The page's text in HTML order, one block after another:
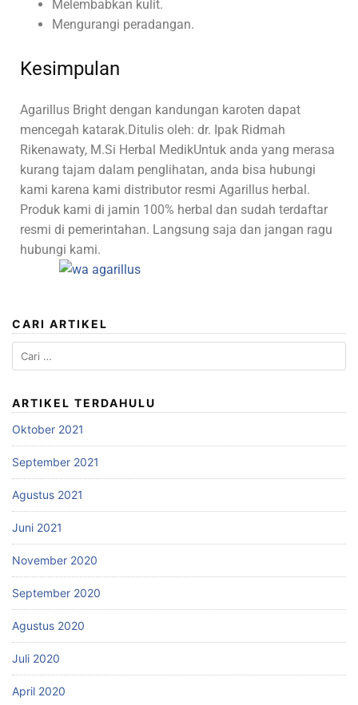
Melembabkan kulit.
Mengurangi peradangan.
Kesimpulan
Agarillus Bright dengan kandungan karoten dapat
mencegah katarak.Ditulis oleh: dr. Ipak Ridmah
Rikenawaty, M.Si Herbal MedikUntuk anda yang merasa
kurang tajam dalam penglihatan, anda bisa hubungi
kami karena kami distributor resmi Agarillus herbal.
Produk kami di jamin 100% herbal dan sudah terdaftar
resmi di pemerintahan. Langsung saja dan jangan ragu
hubungi kami.
CARI ARTIKEL
ARTIKEL TERDAHULU
Oktober 2021
September 2021
Agustus 2021
Juni 2021
November 2020
September 2020
Agustus 2020
Juli 2020
April 2020